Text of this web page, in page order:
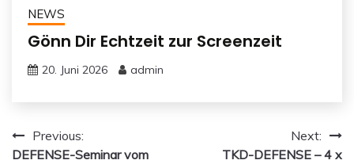
NEWS
Gönn Dir Echtzeit zur Screenzeit
20. Juni 2026 admin
Beitragsnavigation
Previous:
DEFENSE-Seminar vom
Next:
TKD-DEFENSE – 4 x